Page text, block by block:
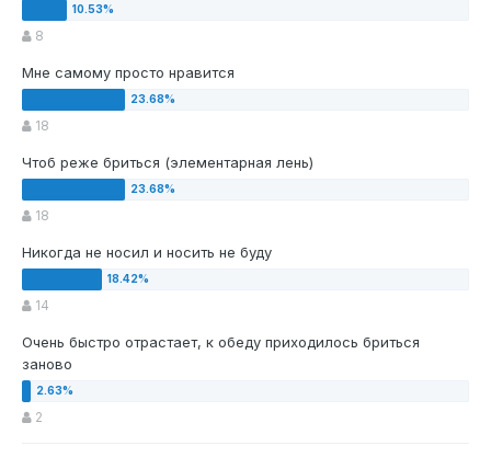
8
Мне самому просто нравится
18
Чтоб реже бриться (элементарная лень)
18
Никогда не носил и носить не буду
14
Очень быстро отрастает, к обеду приходилось бриться
заново
2